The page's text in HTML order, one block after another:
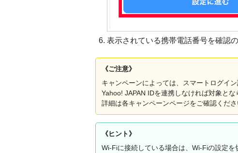
表示されている携帯電話番号を確認
《ご注意》
キャンペーンによっては、スマートログイ
Yahoo! JAPAN IDを連携しなければ対象とな
詳細は各キャンペーンページをご確認くださ
《ヒント》
Wi-Fiに接続している場合は、Wi-Fiの設定を